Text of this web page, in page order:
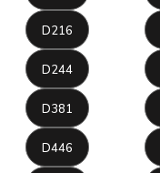
D216
D244
D381
D446